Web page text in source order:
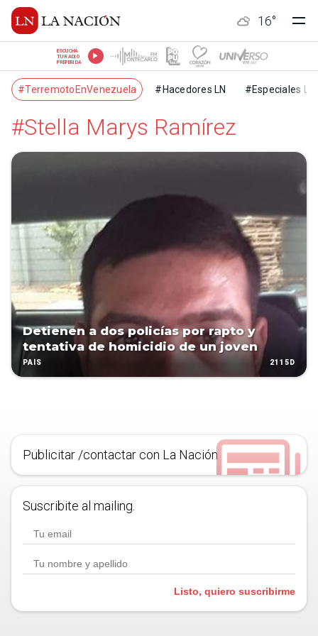
16°
ESCUCHÁ
TU RADIO
PREFERIDA
#TerremotoEnVenezuela #Hacedores LN #Especiales LN
#Stella Marys Ramírez
Detienen a dos policías por rapto y
tentativa de homicidio de un joven
PAÍS 2115D
Publicitar /contactar con La Nación
Suscribite al mailing.
Listo, quiero suscribirme